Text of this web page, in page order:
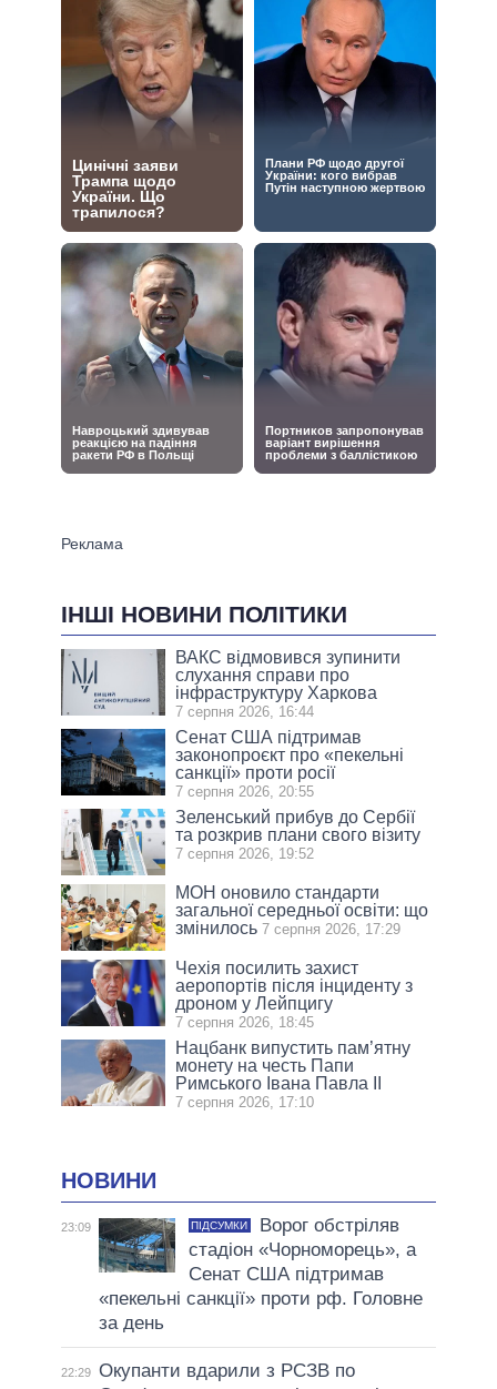
ІНШІ НОВИНИ ПОЛІТИКИ
ВАКС відмовився зупинити
слухання справи про
інфраструктуру Харкова
7 серпня 2026, 16:44
Сенат США підтримав
законопроєкт про «пекельні
санкції» проти росії
7 серпня 2026, 20:55
Зеленський прибув до Сербії
та розкрив плани свого візиту
7 серпня 2026, 19:52
МОН оновило стандарти
загальної середньої освіти: що
змінилось 7 серпня 2026, 17:29
Чехія посилить захист
аеропортів після інциденту з
дроном у Лейпцигу
7 серпня 2026, 18:45
Нацбанк випустить пам’ятну
монету на честь Папи
Римського Івана Павла II
7 серпня 2026, 17:10
НОВИНИ
23:09 ПІДСУМКИ
Ворог обстріляв
стадіон «Чорноморець», а
Сенат США підтримав
«пекельні санкції» проти рф. Головне
за день
22:29 Окупанти вдарили з РСЗВ по